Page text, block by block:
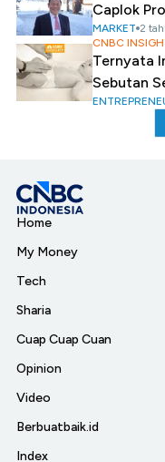
Caplok
MARKET 2
CNBC
Ternyata
Sebutan
Home
My Money
Tech
Sharia
Cuap Cuap Cuan
Opinion
Video
Berbuatbaik.id
Index